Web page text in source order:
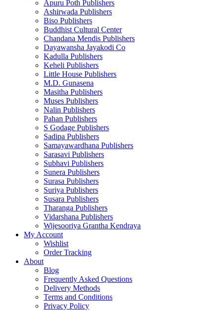
Apuru Poth Publishers
Ashirwada Publishers
Biso Publishers
Buddhist Cultural Center
Chandana Mendis Publishers
Dayawansha Jayakodi Co
Kadulla Publishers
Keheli Publishers
Little House Publishers
M.D. Gunasena
Masitha Publishers
Muses Publishers
Nalin Publishers
Pahan Publishers
S Godage Publishers
Sadipa Publishers
Samayawardhana Publishers
Sarasavi Publishers
Subhavi Publishers
Sunera Publishers
Surasa Publishers
Suriya Publishers
Susara Publishers
Tharanga Publishers
Vidarshana Publishers
Wijesooriya Grantha Kendraya
My Account
Wishlist
Order Tracking
About
Blog
Frequently Asked Questions
Delivery Methods
Terms and Conditions
Privacy Policy